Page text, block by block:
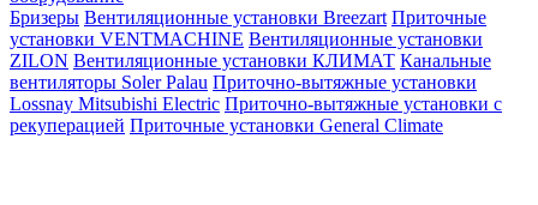
Бризеры Вентиляционные установки Breezart Приточные
установки VENTMACHINE Вентиляционные установки
ZILON Вентиляционные установки КЛИМАТ Канальные
вентиляторы Soler Palau Приточно-вытяжные установки
Lossnay Mitsubishi Electric Приточно-вытяжные установки с
рекуперацией Приточные установки General Climate